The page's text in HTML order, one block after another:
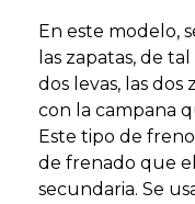
En este modelo,
las zapatas, de
dos levas, las
con la campana
Este tipo de
de frenado que
secundaria. Se